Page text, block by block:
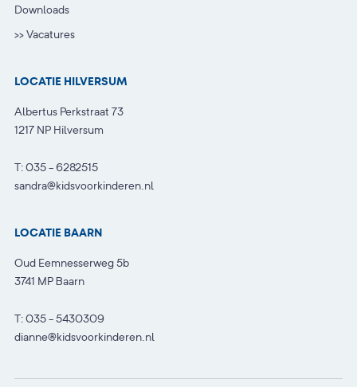
Downloads
>> Vacatures
LOCATIE HILVERSUM
Albertus Perkstraat 73
1217 NP Hilversum
T:035 - 6282515
sandra@kidsvoorkinderen.nl
LOCATIE BAARN
Oud Eemnesserweg 5b
3741 MP Baarn
T:035 - 5430309
dianne@kidsvoorkinderen.nl